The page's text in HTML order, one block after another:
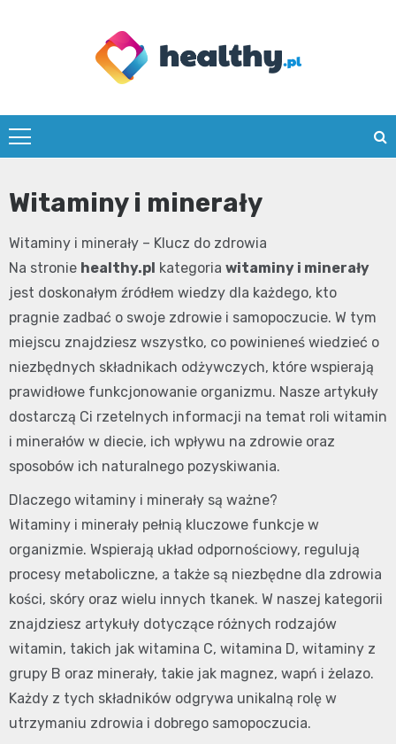
healthy.pl
Witaminy i minerały
Witaminy i minerały – Klucz do zdrowia
Na stronie healthy.pl kategoria witaminy i minerały
jest doskonałym źródłem wiedzy dla każdego, kto
pragnie zadbać o swoje zdrowie i samopoczucie. W tym
miejscu znajdziesz wszystko, co powinieneś wiedzieć o
niezbędnych składnikach odżywczych, które wspierają
prawidłowe funkcjonowanie organizmu. Nasze artykuły
dostarczą Ci rzetelnych informacji na temat roli witamin
i minerałów w diecie, ich wpływu na zdrowie oraz
sposobów ich naturalnego pozyskiwania.
Dlaczego witaminy i minerały są ważne?
Witaminy i minerały pełnią kluczowe funkcje w
organizmie. Wspierają układ odpornościowy, regulują
procesy metaboliczne, a także są niezbędne dla zdrowia
kości, skóry oraz wielu innych tkanek. W naszej kategorii
znajdziesz artykuły dotyczące różnych rodzajów
witamin, takich jak witamina C, witamina D, witaminy z
grupy B oraz minerały, takie jak magnez, wapń i żelazo.
Każdy z tych składników odgrywa unikalną rolę w
utrzymaniu zdrowia i dobrego samopoczucia.